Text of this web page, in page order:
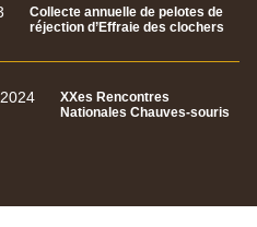
Collecte annuelle de pelotes de
réjection d’Effraie des clochers
XXes Rencontres
Nationales Chauves-souris